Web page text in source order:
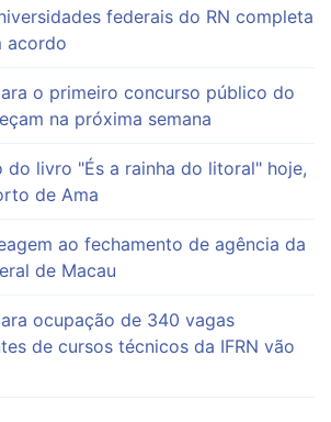
federais do RN completa
acordo
o primeiro concurso público do
na próxima semana
do livro "És a rainha do litoral" hoje,
de Ama
ao fechamento de agência da
de Macau
ocupação de 340 vagas
de cursos técnicos da IFRN vão